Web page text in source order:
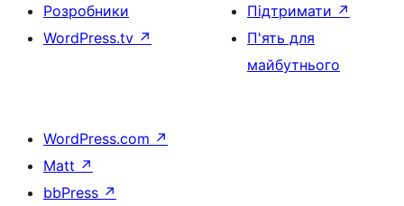
Розробники
WordPress.tv ↗
Підтримати ↗
П'ять для
майбутнього
WordPress.com ↗
Matt ↗
bbPress ↗